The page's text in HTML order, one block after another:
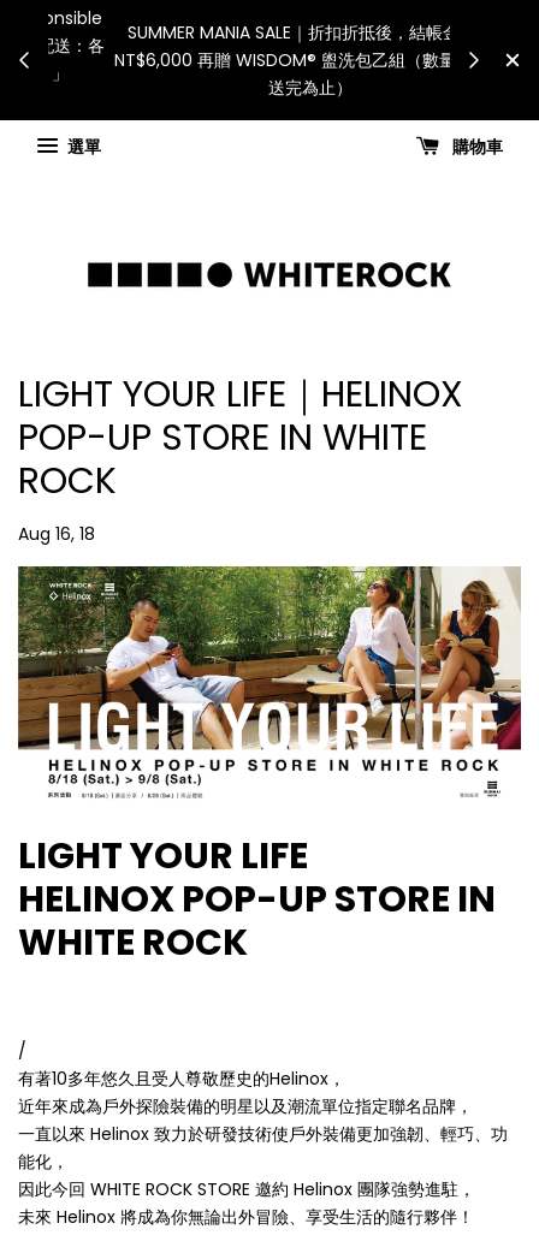
配服務將暫停配送。 如遇假日、天災或其
抗力因素，出貨安排可能調整，敬請見諒
查看國內宅配最新公告
International Shipping:
for all customs duties
國進口關稅與稅費須
選單
購物車
LIGHT YOUR LIFE｜HELINOX
POP-UP STORE IN WHITE
ROCK
Aug 16, 18
LIGHT YOUR LIFE
HELINOX POP-UP STORE IN
WHITE ROCK
/
有著10多年悠久且受人尊敬歷史的Helinox，
近年來成為戶外探險裝備的明星以及潮流單位指定聯名品牌，
一直以來 Helinox 致力於研發技術使戶外裝備更加強韌、輕巧、功
能化，
因此今回 WHITE ROCK STORE 邀約 Helinox 團隊強勢進駐，
未來 Helinox 將成為你無論出外冒險、享受生活的隨行夥伴！